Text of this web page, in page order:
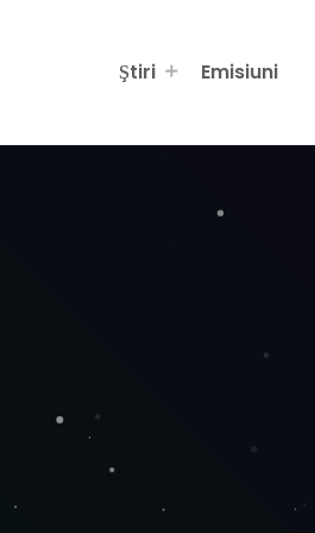
Ştiri Emisiuni